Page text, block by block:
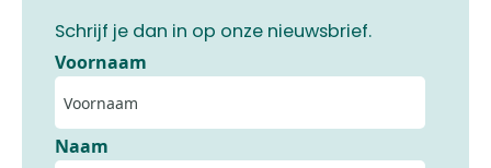
Schrijf je dan in op onze nieuwsbrief.
Voornaam
Naam